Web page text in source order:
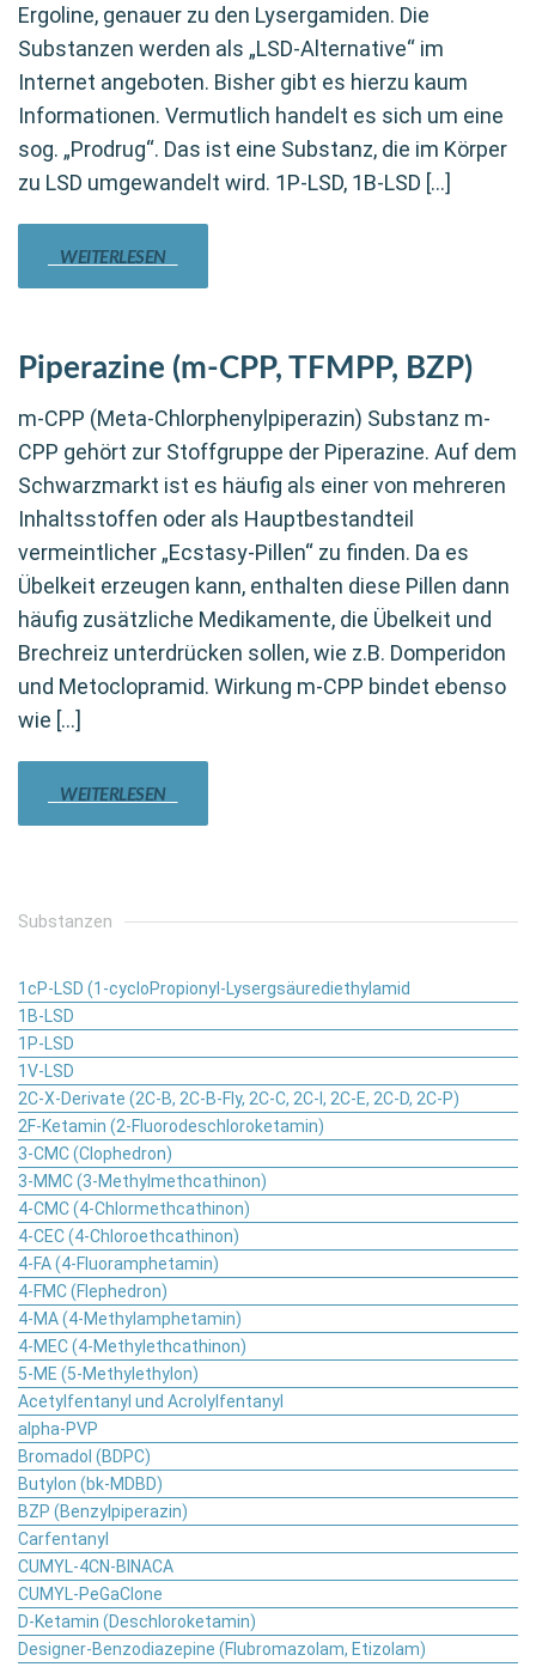
Ergoline, genauer zu den Lysergamiden. Die
Substanzen werden als „LSD-Alternative“ im
Internet angeboten. Bisher gibt es hierzu kaum
Informationen. Vermutlich handelt es sich um eine
sog. „Prodrug“. Das ist eine Substanz, die im Körper
zu LSD umgewandelt wird. 1P-LSD, 1B-LSD […]
WEITERLESEN
Piperazine (m-CPP, TFMPP, BZP)
m-CPP (Meta-Chlorphenylpiperazin) Substanz m-
CPP gehört zur Stoffgruppe der Piperazine. Auf dem
Schwarzmarkt ist es häufig als einer von mehreren
Inhaltsstoffen oder als Hauptbestandteil
vermeintlicher „Ecstasy-Pillen“ zu finden. Da es
Übelkeit erzeugen kann, enthalten diese Pillen dann
häufig zusätzliche Medikamente, die Übelkeit und
Brechreiz unterdrücken sollen, wie z.B. Domperidon
und Metoclopramid. Wirkung m-CPP bindet ebenso
wie […]
WEITERLESEN
Substanzen
1cP-LSD (1-cycloPropionyl-Lysergsäurediethylamid
1B-LSD
1P-LSD
1V-LSD
2C-X-Derivate (2C-B, 2C-B-Fly, 2C-C, 2C-I, 2C-E, 2C-D, 2C-P)
2F-Ketamin (2-Fluorodeschloroketamin)
3-CMC (Clophedron)
3-MMC (3-Methylmethcathinon)
4-CMC (4-Chlormethcathinon)
4-CEC (4-Chloroethcathinon)
4-FA (4-Fluoramphetamin)
4-FMC (Flephedron)
4-MA (4-Methylamphetamin)
4-MEC (4-Methylethcathinon)
5-ME (5-Methylethylon)
Acetylfentanyl und Acrolylfentanyl
alpha-PVP
Bromadol (BDPC)
Butylon (bk-MDBD)
BZP (Benzylpiperazin)
Carfentanyl
CUMYL-4CN-BINACA
CUMYL-PeGaClone
D-Ketamin (Deschloroketamin)
Designer-Benzodiazepine (Flubromazolam, Etizolam)